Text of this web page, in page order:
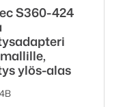
S360-424
ylös-alas